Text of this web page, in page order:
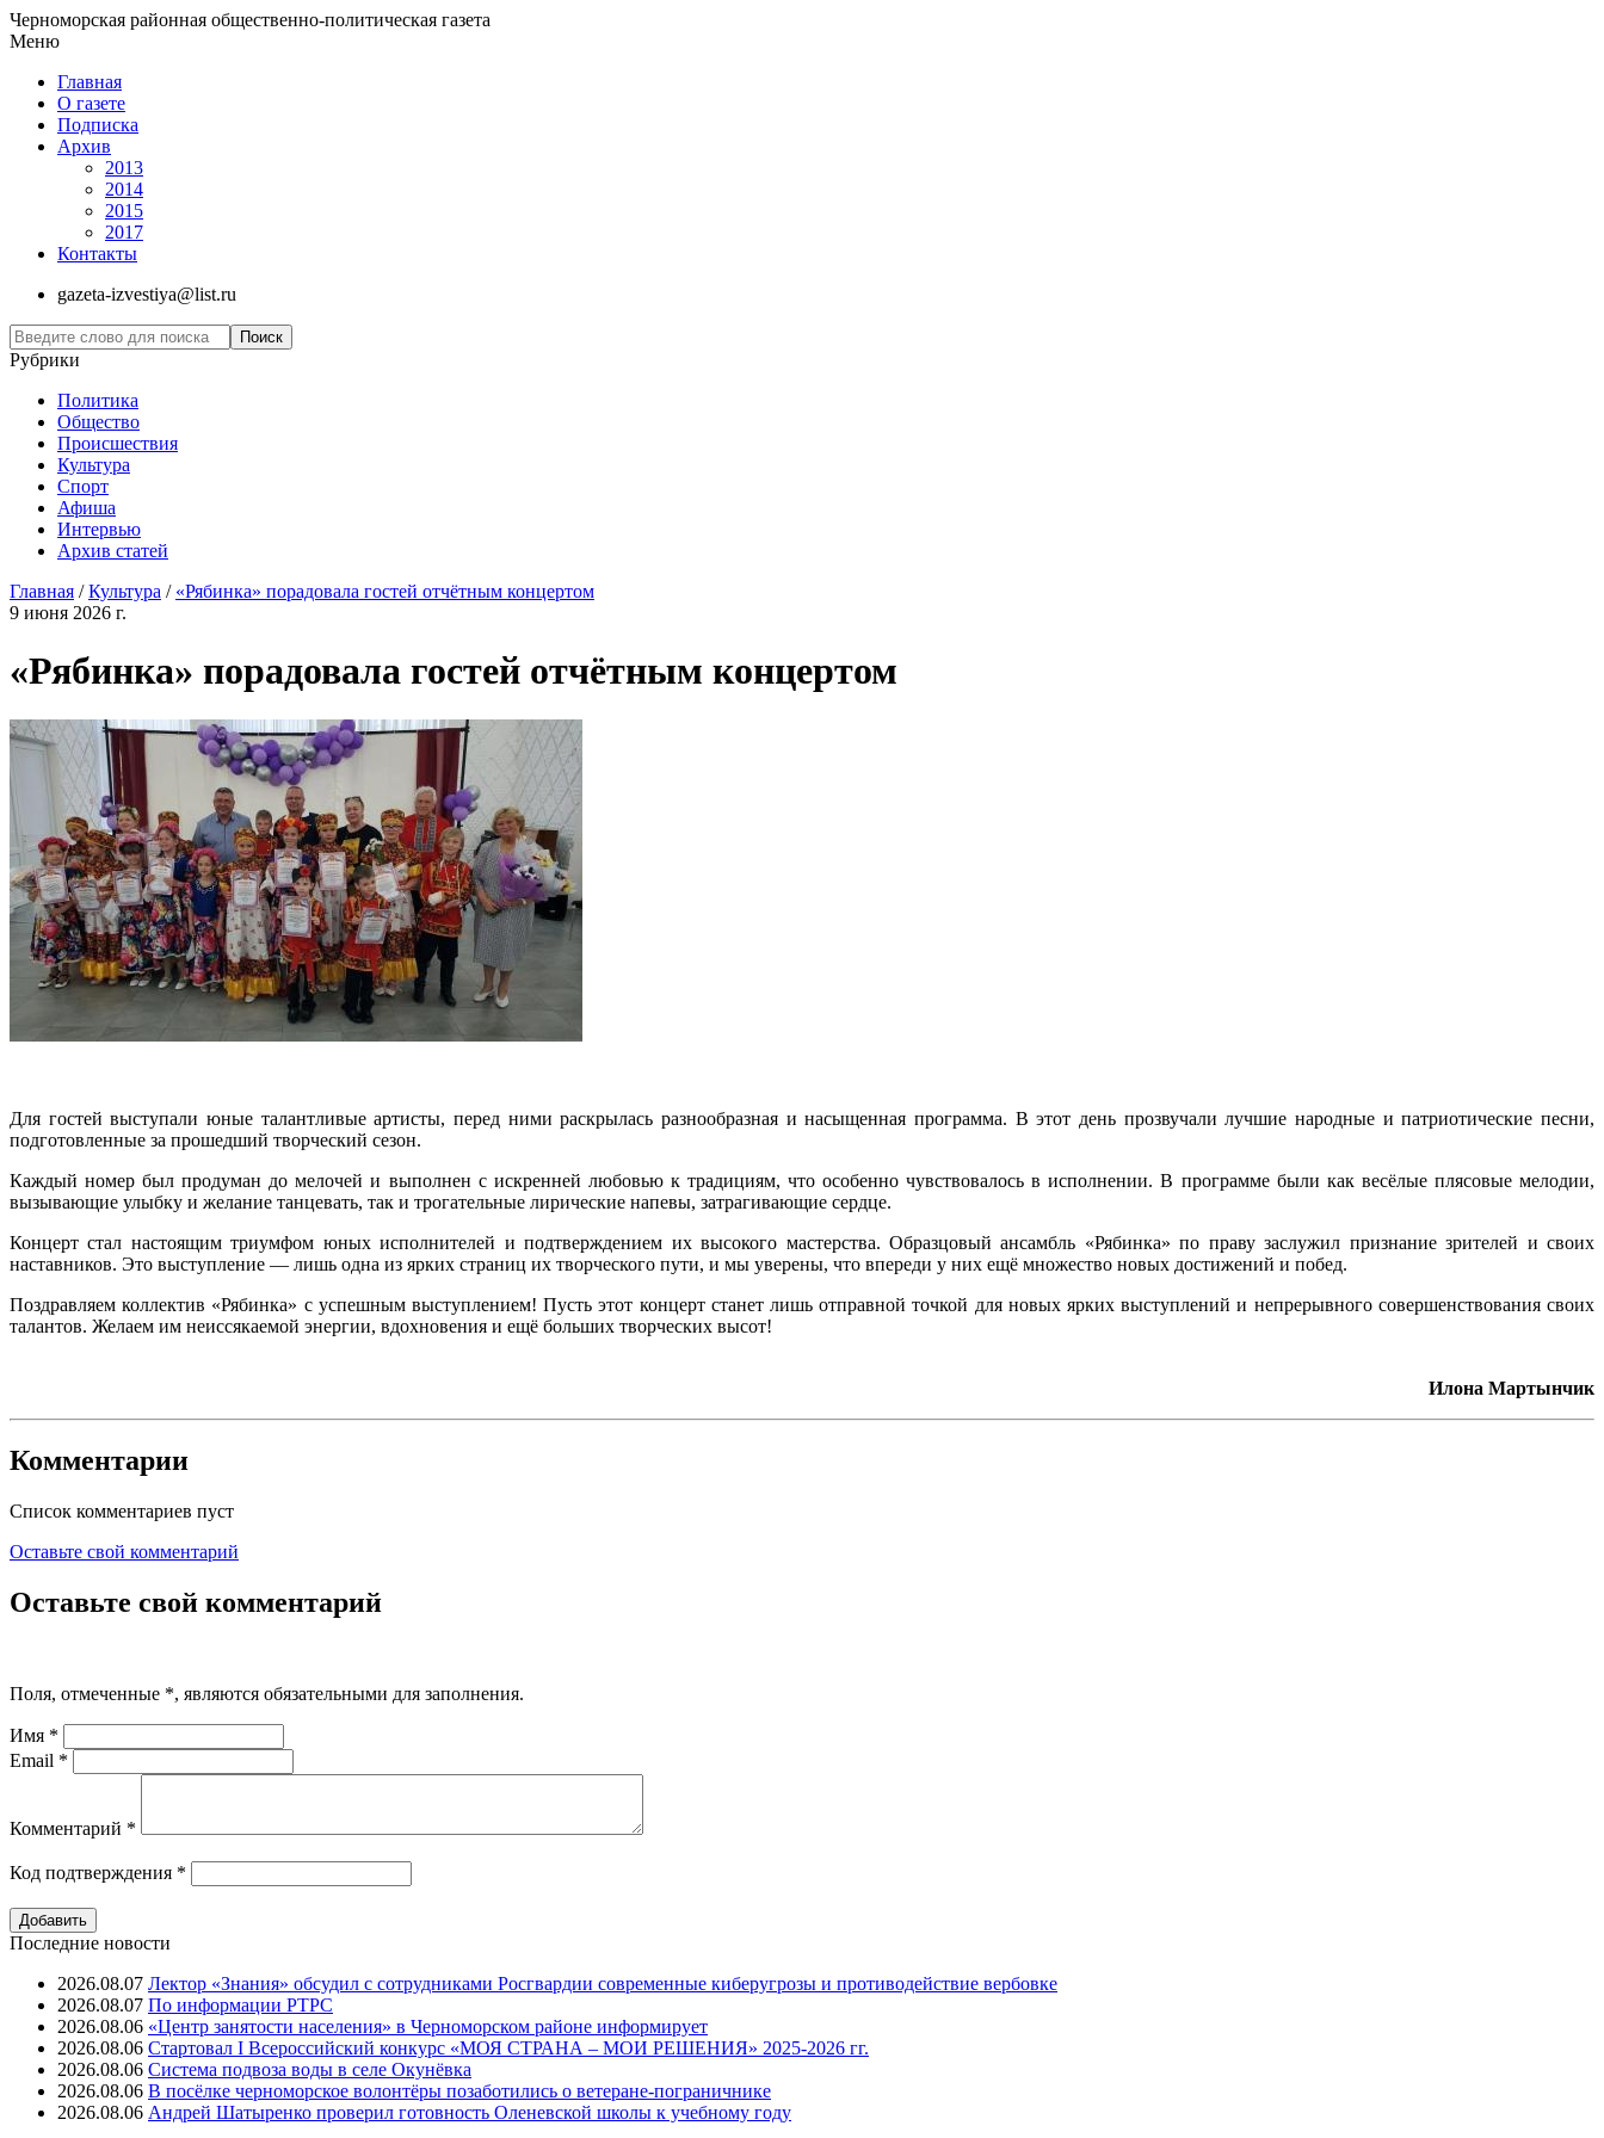
Черноморская районная общественно-политическая газета
Меню
Главная
О газете
Подписка
Архив
2013
2014
2015
2017
Контакты
gazeta-izvestiya@list.ru
Рубрики
Политика
Общество
Проиcшествия
Культура
Спорт
Афиша
Интервью
Архив статей
Главная /Культура / «Рябинка» порадовала гостей отчётным концертом
9 июня 2026 г.
«Рябинка» порадовала гостей отчётным концертом
Для гостей выступали юные талантливые артисты, перед ними раскрылась разнообразная и насыщенная программа. В этот день прозвучали лучшие народные и патриотические песни,
подготовленные за прошедший творческий сезон.
Каждый номер был продуман до мелочей и выполнен с искренней любовью к традициям, что особенно чувствовалось в исполнении. В программе были как весёлые плясовые мелодии,
вызывающие улыбку и желание танцевать, так и трогательные лирические напевы, затрагивающие сердце.
Концерт стал настоящим триумфом юных исполнителей и подтверждением их высокого мастерства. Образцовый ансамбль «Рябинка» по праву заслужил признание зрителей и своих
наставников. Это выступление — лишь одна из ярких страниц их творческого пути, и мы уверены, что впереди у них ещё множество новых достижений и побед.
Поздравляем коллектив «Рябинка» с успешным выступлением! Пусть этот концерт станет лишь отправной точкой для новых ярких выступлений и непрерывного совершенствования своих
талантов. Желаем им неиссякаемой энергии, вдохновения и ещё больших творческих высот!
Илона Мартынчик
Комментарии
Список комментариев пуст
Оставьте свой комментарий
Оставьте свой комментарий
Поля, отмеченные *, являются обязательными для заполнения.
Имя *
Email *
Комментарий *
Код подтверждения *
Последние новости
2026.08.07 Лектор «Знания» обсудил с сотрудниками Росгвардии современные киберугрозы и противодействие вербовке
2026.08.07 ⁠По информации РТРС
2026.08.06 «Центр занятости населения» в Черноморском районе информирует
2026.08.06 Стартовал I Всероссийский конкурс «МОЯ СТРАНА – МОИ РЕШЕНИЯ» 2025-2026 гг.
2026.08.06 Система подвоза воды в селе Окунёвка
2026.08.06 В посёлке черноморское волонтёры позаботились о ветеране-пограничнике
2026.08.06 Андрей Шатыренко проверил готовность Оленевской школы к учебному году